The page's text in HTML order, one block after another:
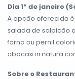
Dia 1º de janeiro
A opção oferecida
salada de salpicão
forno ou pernil
abacaxi in natura
Sobre o